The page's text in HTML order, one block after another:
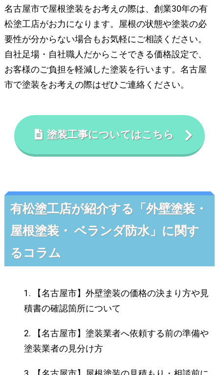
名古屋市で屋根塗装をお考えの際は、創業30年の有
松塗工店がお力になります。屋根の状態や塗装の必
要性が分からない場合もお気軽にご相談ください。
自社足場・自社職人だからこそできる価格設定で、
お客様のご負担を軽減した塗装を行います。名古屋
市で塗装をお考えの際はぜひご連絡ください。
塗装工事についてはこちら
有松塗工店が紹介する「外壁塗装・
屋根塗装・ ベランダ防水」に関す
るコラム
【名古屋市】外壁塗装の価格の決まり方や見
積書の確認箇所について
【名古屋市】塗装業者へ依頼する前の準備や
塗装業者の見分け方